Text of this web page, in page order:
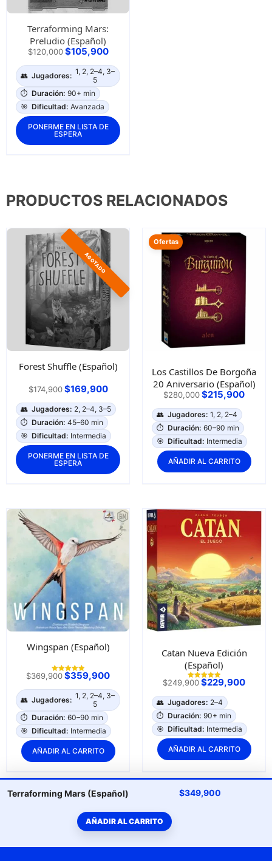
Terraforming Mars:
Preludio (Español)
$120,000 $105,900
👥 Jugadores: 1, 2, 2–4, 3–
5
⏱️ Duración: 90+ min
🎯 Dificultad: Avanzada
PONERME EN LISTA DE
ESPERA
PRODUCTOS RELACIONADOS
Forest Shuffle (Español)
$174,900 $169,900
👥 Jugadores: 2, 2–4, 3–5
⏱️ Duración: 45–60 min
🎯 Dificultad: Intermedia
PONERME EN LISTA DE
ESPERA
Los Castillos De Borgoña
20 Aniversario (Español)
$280,000$215,900
👥 Jugadores: 1, 2, 2–4
⏱️ Duración: 60–90 min
🎯 Dificultad: Intermedia
AÑADIR AL CARRITO
Wingspan (Español)
Valorado con
de 5
$369,900$359,900
👥 Jugadores: 1, 2, 2–4, 3–
5
⏱️ Duración: 60–90 min
🎯 Dificultad: Intermedia
AÑADIR AL CARRITO
Catan Nueva Edición
(Español)
Valorado con
de 5
$249,900$229,900
👥 Jugadores: 2–4
⏱️ Duración: 90+ min
🎯 Dificultad: Intermedia
AÑADIR AL CARRITO
Terraforming Mars (Español) $349,900
AÑADIR AL CARRITO